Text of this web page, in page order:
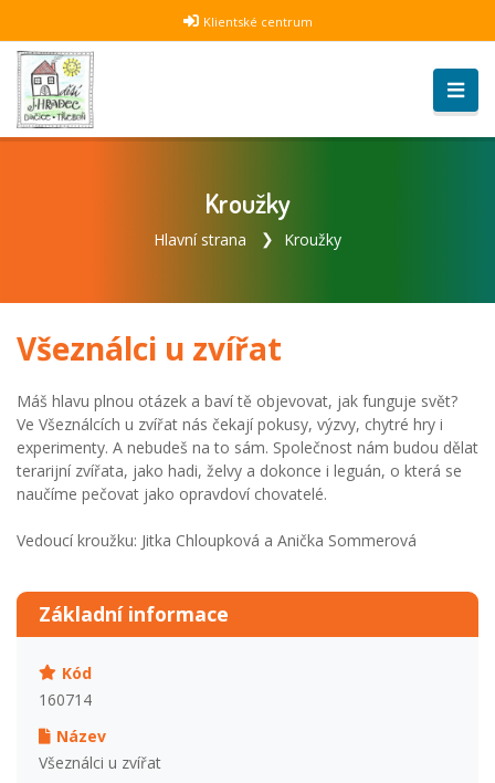
Klientské centrum
Kroužky
Hlavní strana Kroužky
Všeználci u zvířat
Máš hlavu plnou otázek a baví tě objevovat, jak funguje svět?
Ve Všeználcích u zvířat nás čekají pokusy, výzvy, chytré hry i
experimenty. A nebudeš na to sám. Společnost nám budou dělat
terarijní zvířata, jako hadi, želvy a dokonce i leguán, o která se
naučíme pečovat jako opravdoví chovatelé.
Vedoucí kroužku: Jitka Chloupková a Anička Sommerová
Základní informace
Kód
160714
Název
Všeználci u zvířat